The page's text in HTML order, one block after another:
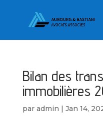
Bilan des
immobilières
par admin | Jan 14,